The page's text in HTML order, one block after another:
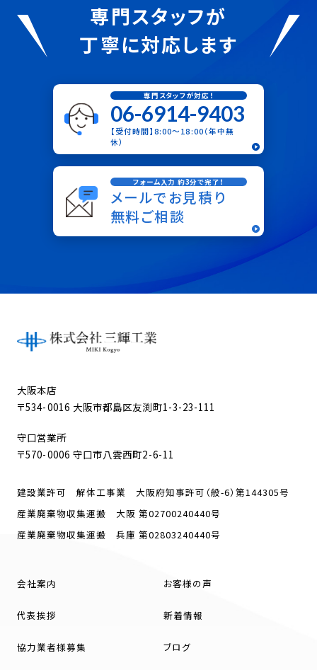
専門スタッフが
丁寧に対応します
専門スタッフが対応！
06-6914-9403
【受付時間】8:00〜18:00（年中無
休）
フォーム入力 約3分で完了！
メールでお見積り
無料ご相談
大阪本店
〒534-0016 大阪市都島区友渕町1-3-23-111
守口営業所
〒570-0006 守口市八雲西町2-6-11
建設業許可 解体工事業 大阪府知事許可（般-6）第144305号
産業廃棄物収集運搬 大阪 第02700240440号
産業廃棄物収集運搬 兵庫 第02803240440号
会社案内
代表挨拶
協力業者様募集
お客様の声
新着情報
ブログ